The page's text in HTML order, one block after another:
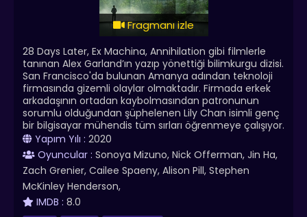
Fragmanı izle
28 Days Later, Ex Machina, Annihilation gibi filmlerle
tanınan Alex Garland’ın yazıp yönettiği bilimkurgu dizisi.
San Francisco'da bulunan Amanya adından teknoloji
firmasında gizemli olaylar olmaktadır. Firmada erkek
arkadaşının ortadan kaybolmasından patronunun
sorumlu olduğundan şüphelenen Lily Chan isimli genç
bir bilgisayar mühendis tüm sırları öğrenmeye çalışıyor.
Yapım Yılı : 2020
Oyuncular : Sonoya Mizuno, Nick Offerman, Jin Ha,
Zach Grenier, Cailee Spaeny, Alison Pill, Stephen
McKinley Henderson,
IMDB : 8.0